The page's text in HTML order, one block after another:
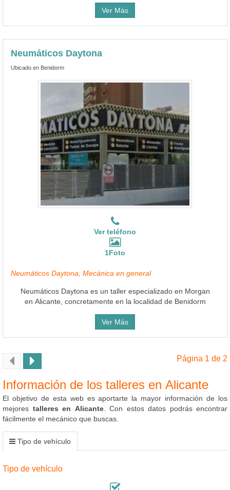
Ver Más
Neumáticos Daytona
Ubicado en Benidorm
Ver teléfono
1Foto
Neumáticos Daytona, Mecánica en general
Neumáticos Daytona es un taller especializado en Morgan
en Alicante, concretamente en la localidad de Benidorm
Ver Más
Página 1 de 2
Información de los talleres en Alicante
El objetivo de esta web es aportarte la mayor información de los
mejores talleres en Alicante. Con estos datos podrás encontrar
fácilmente el mecánico que buscas.
Tipo de vehículo
Tipo de vehículo